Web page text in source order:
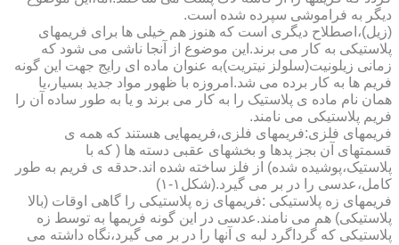
دیگر به فراموشی سپرده شده است.
(زیل)،اصطلاح دیگری است که هنوز هم خیلی ها برای فریمهای
پلاستیکی به کار می برند.این موضوع از آنجا ناشی می شود که
زمانی زیلونیت(سلولز نیتریت)به عنوان ماده ای رایج جهت این گونه
فریم ها به کار برده می شد.امروزه با ظهور مواد جدید بسیار،یا
همان نام ماده ی پلاستیک را به کار می برند و یا به طور ساده آن را
فریم پلاستیکی می نامند.
فریمهای فلزی:فریمهای فلزی،فریمهایی هستند که همه ی
قسمتهای آن بجز پدها و بخشهای عقبی دسته ها ( که با
پلاستیک،پوشیده شده) از فلز ساخته شده اند.حدقه ی فریم به طور
کامل،عدسی را در بر می گیرد.(شکل۱-۱)
فریمهای زه پلاستیکی :فریمهای زه پلاستیکی را گاهی اوقات (بالا
پلاستیکی) هم می نامند.عدسی در این گونه فریمها به توسط زه
پلاستیکی که گرداگرد لبه ی آنها را در بر می گیرد،نگاه داشته می